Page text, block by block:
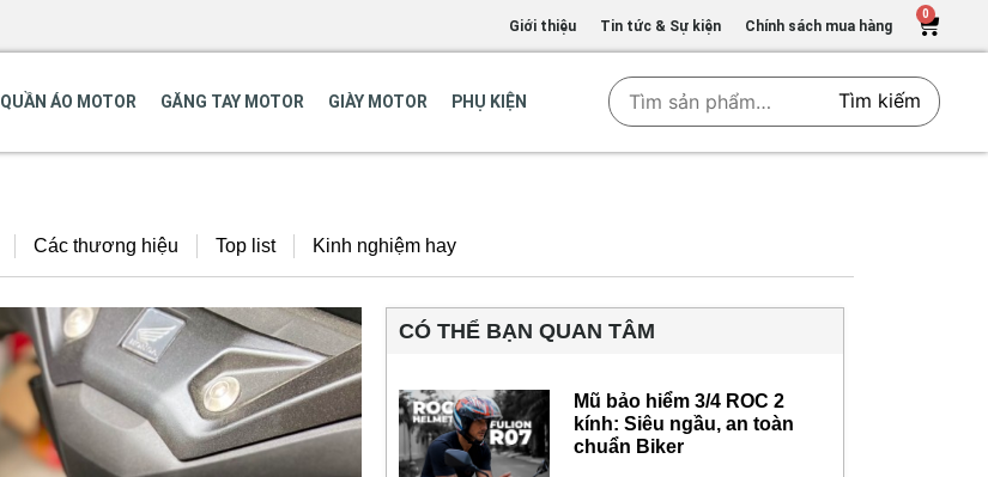
Giới thiệu Tin tức & Sự kiện Chính sách mua hàng
0
QUẦN ÁO MOTOR GĂNG TAY MOTOR GIÀY MOTOR PHỤ KIỆN Tìm kiếm
Các thương hiệu Top list Kinh nghiệm hay
CÓ THỂ BẠN QUAN TÂM
Mũ bảo hiểm 3/4 ROC 2
kính: Siêu ngầu, an toàn
chuẩn Biker